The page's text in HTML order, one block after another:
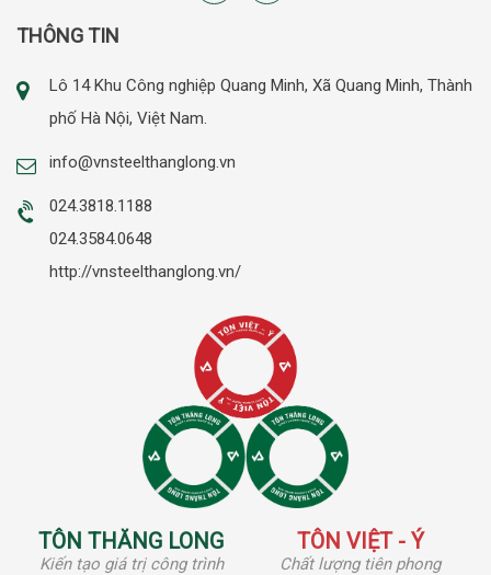
THÔNG TIN
Lô 14 Khu Công nghiệp Quang Minh, Xã Quang Minh, Thành
phố Hà Nội, Việt Nam.
info@vnsteelthanglong.vn
024.3818.1188
024.3584.0648
http://vnsteelthanglong.vn/
TÔN THĂNG LONG
Kiến tạo giá trị công trình
TÔN VIỆT - Ý
Chất lượng tiên phong